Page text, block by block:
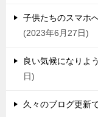
子供たちのスマホ
2023年6月27日
良い気候になりよ
日
久々のブログ更新で